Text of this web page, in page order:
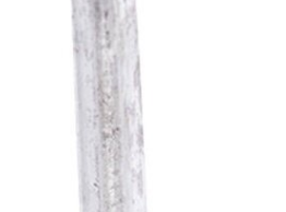
Tapis en roseaux
Clôture électriques
Filets de protection jardin